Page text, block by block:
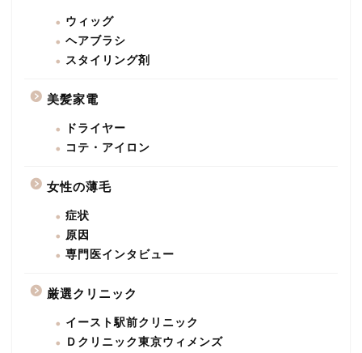
ウィッグ
ヘアブラシ
スタイリング剤
美髪家電
ドライヤー
コテ・アイロン
女性の薄毛
症状
原因
専門医インタビュー
厳選クリニック
イースト駅前クリニック
Ｄクリニック東京ウィメンズ